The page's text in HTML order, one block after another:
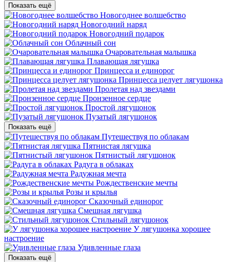
Показать ещё
Новогоднее волшебство
Новогодний наряд
Новогодний подарок
Облачный сон
Очаровательная малышка
Плавающая лягушка
Принцесса и единорог
Принцесса целует лягушонка
Пролетая над звездами
Пронзенное сердце
Простой лягушонок
Пузатый лягушонок
Показать ещё
Путешествуя по облакам
Пятнистая лягушка
Пятнистый лягушонок
Радуга в облаках
Радужная мечта
Рождественские мечты
Розы и крылья
Сказочный единорог
Смешная лягушка
Стильный лягушонок
У лягушонка хорошее
настроение
Удивленные глаза
Показать ещё